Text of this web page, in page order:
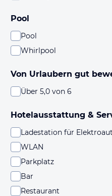
Pool
Pool
Whirlpool
Von Urlaubern gut
Über 5,0 von 6
Hotelausstattung &
Ladestation für
WLAN
Parkplatz
Bar
Restaurant